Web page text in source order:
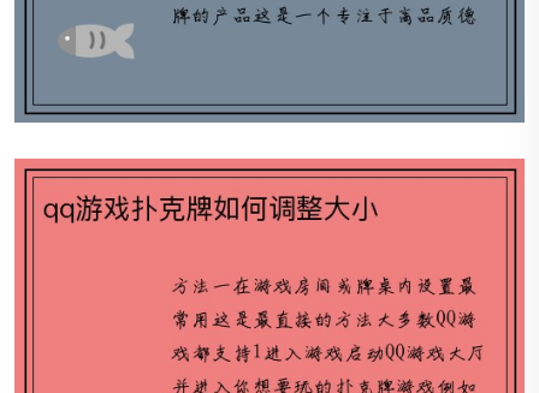
qq游戏扑克牌如何调整大小